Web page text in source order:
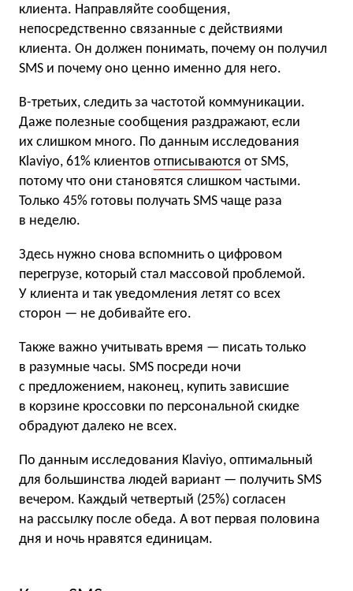
клиента. Направляйте сообщения,
непосредственно связанные с действиями
клиента. Он должен понимать, почему он получил
SMS и почему оно ценно именно для него.
В-третьих, следить за частотой коммуникации.
Даже полезные сообщения раздражают, если
их слишком много. По данным исследования
Klaviyo, 61% клиентов отписываются от SMS,
потому что они становятся слишком частыми.
Только 45% готовы получать SMS чаще раза
в неделю.
Здесь нужно снова вспомнить о цифровом
перегрузе, который стал массовой проблемой.
У клиента и так уведомления летят со всех
сторон — не добивайте его.
Также важно учитывать время — писать только
в разумные часы. SMS посреди ночи
с предложением, наконец, купить зависшие
в корзине кроссовки по персональной скидке
обрадуют далеко не всех.
По данным исследования Klaviyo, оптимальный
для большинства людей вариант — получить SMS
вечером. Каждый четвертый (25%) согласен
на рассылку после обеда. А вот первая половина
дня и ночь нравятся единицам.